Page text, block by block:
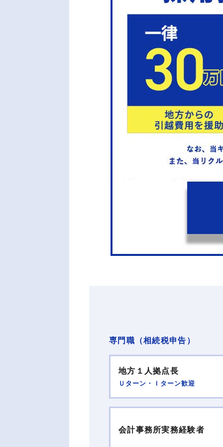
専門職（相続税申告）
地方１人拠点長
Ｕターン・Ｉターン歓迎
会計事務所実務経験者